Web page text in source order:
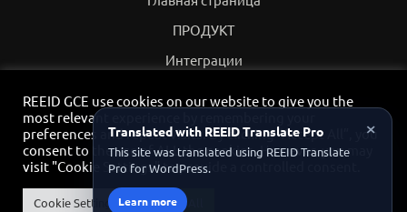
ПРОДУКТ
Интеграции
Контакт
REEID GCE use cookies on our website to give you the
most relevant experience by remembering your
preferences and repeat visits. By clicking “Accept All”, you
consent to the use of ALL the cookies. However, you may
visit "Cookie Settings" to provide a controlled consent.
Cookie Settings Accept All
×
Translated with REEID Translate Pro
This site was translated using REEID Translate
Pro for WordPress.
Learn more